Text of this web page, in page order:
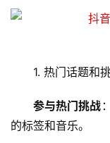
1. 热门话题和
参与热门挑战
的标签和音乐。